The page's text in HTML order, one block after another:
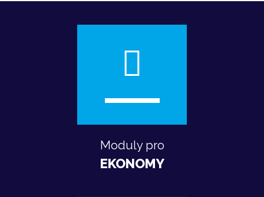
Moduly pro
EKONOMY